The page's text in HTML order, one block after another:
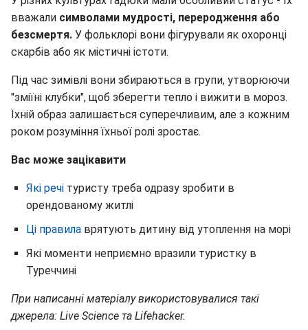
вважали символами мудрості, переродження або
безсмертя. У фольклорі вони фігурували як охоронці
скарбів або як містичні істоти.
Під час зимівлі вони збираються в групи, утворюючи
"зміїні клубки", щоб зберегти тепло і вижити в мороз.
Їхній образ залишається суперечливим, але з кожним
роком розуміння їхньої ролі зростає.
Вас може зацікавити
Які речі туристу треба одразу зробити в
орендованому житлі
Ці правила врятують дитину від утоплення на морі
Які моменти неприємно вразили туристку в
Туреччині
При написанні матеріалу використовувалися такі
джерела: Live Science та Lifehacker.